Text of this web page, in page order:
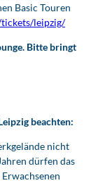
Basic Touren
leipzig/
Bitte bringt
beachten:
nicht
dürfen das